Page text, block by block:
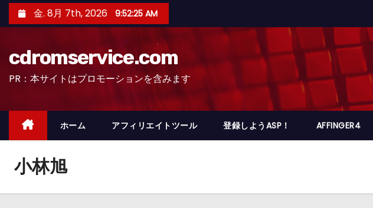
ン
ッ
金. 8月 7th, 2026 9:52:26 AM
cdromservice.com
PR：本サイトはプロモーションを含みます
ホーム アフィリエイトツール 登録しようASP！ AFFINGER4
小林旭